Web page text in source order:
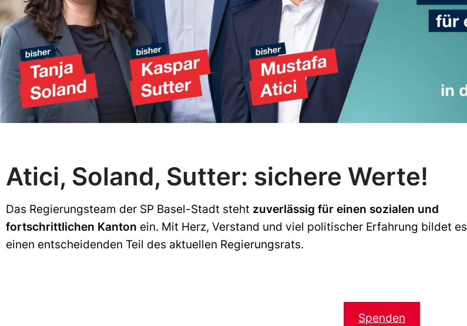
Atici, Soland, Sutter: sichere Werte!
Das Regierungsteam der SP Basel-Stadt steht zuverlässig für einen sozialen und
fortschrittlichen Kanton ein. Mit Herz, Verstand und viel politischer Erfahrung bildet es
einen entscheidenden Teil des aktuellen Regierungsrats.
Spenden